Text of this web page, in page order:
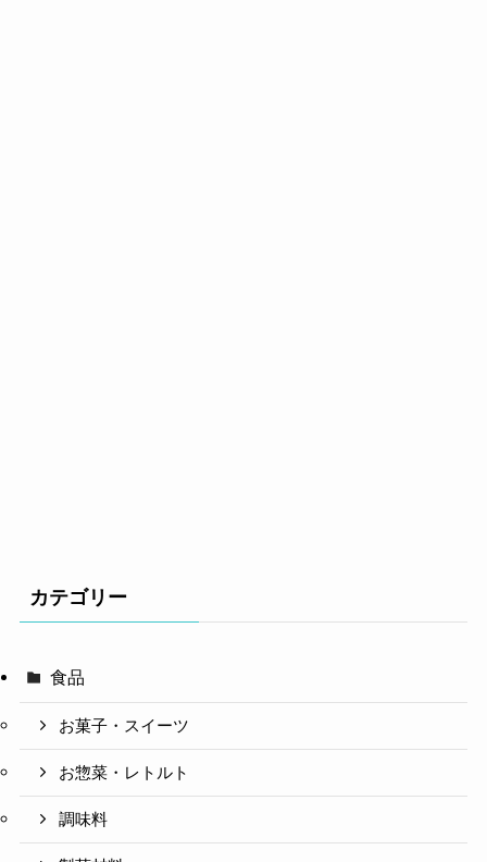
カテゴリー
食品
お菓子・スイーツ
お惣菜・レトルト
調味料